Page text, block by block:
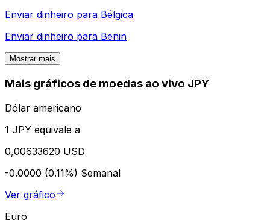
Enviar dinheiro para Bélgica
Enviar dinheiro para Benin
Mostrar mais
Mais gráficos de moedas ao vivo JPY
Dólar americano
1 JPY equivale a
0,00633620 USD
-0.0000 (0.11%) Semanal
Ver gráfico
Euro